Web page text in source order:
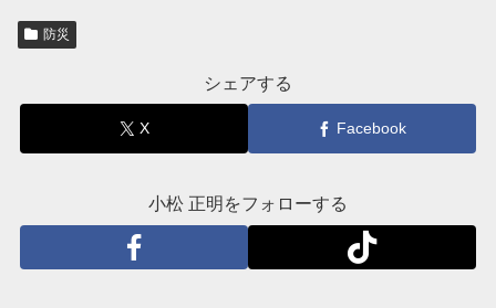
防災
シェアする
X Facebook
小松 正明をフォローする